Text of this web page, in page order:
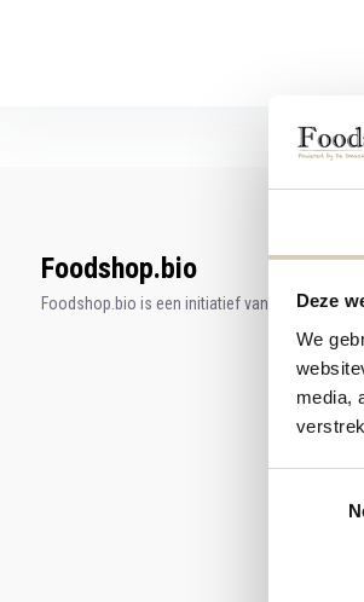
Deze
We
media,
Foodshop.bio
Foodshop.bio is een initiatief van de